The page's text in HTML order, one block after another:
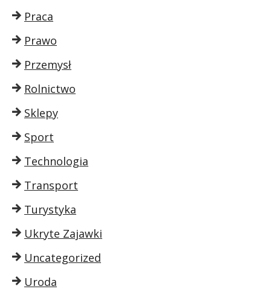
Praca
Prawo
Przemysł
Rolnictwo
Sklepy
Sport
Technologia
Transport
Turystyka
Ukryte Zajawki
Uncategorized
Uroda